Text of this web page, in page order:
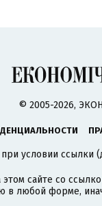
© 2005-2026,
условии
сайте со
любой форме,